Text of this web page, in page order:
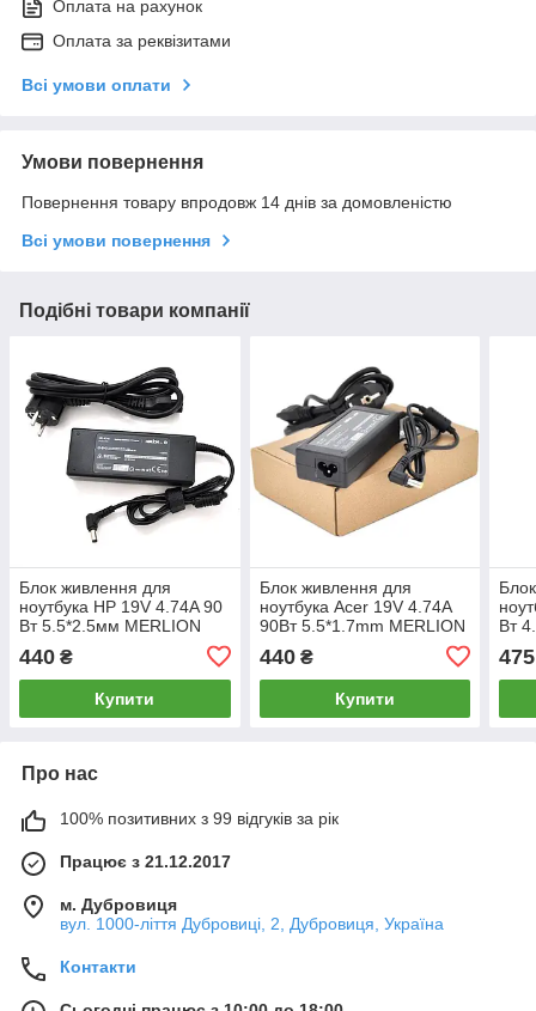
Оплата на рахунок
Оплата за реквізитами
Всі умови оплати
Умови повернення
Повернення товару впродовж 14 днів за домовленістю
Всі умови повернення
Подібні товари компанії
Блок живлення для
ноутбука HP 19V 4.74A 90
Вт 5.5*2.5мм MERLION
440 ₴
Купити
Блок живлення для
ноутбука Acer 19V 4.74A
90Вт 5.5*1.7mm MERLION
440₴
Купити
Вт
475
Про нас
100% позитивних з 99 відгуків за рік
Працює з 21.12.2017
м. Дубровиця
вул. 1000-ліття Дубровиці, 2, Дубровиця, Україна
Контакти